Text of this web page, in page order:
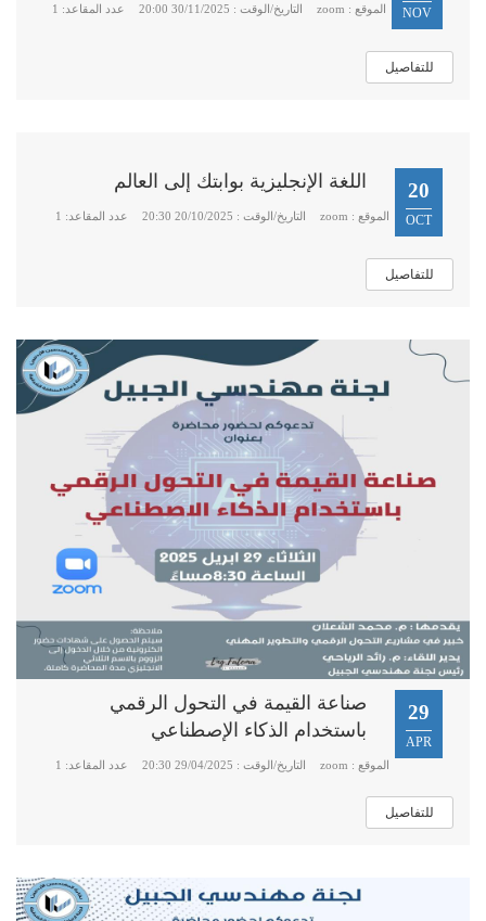
NOV الموقع : zoom التاريخ/الوقت : 30/11/2025 20:00 عدد المقاعد: 1
للتفاصيل
20
OCT
اللغة الإنجليزية بوابتك إلى العالم
الموقع : zoom التاريخ/الوقت : 20/10/2025 20:30 عدد المقاعد: 1
للتفاصيل
29
APR
صناعة القيمة في التحول الرقمي
باستخدام الذكاء الإصطناعي
الموقع : zoom التاريخ/الوقت : 29/04/2025 20:30 عدد المقاعد: 1
للتفاصيل